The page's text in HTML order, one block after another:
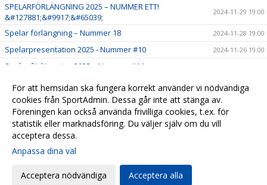
SPELARFÖRLÄNGNING 2025 – NUMMER ETT!
&#127881;&#9917;&#65039;
2024-11-29 19:00
Spelar förlängning – Nummer 18 2024-11-28 19:00
Spelarpresentation 2025 - Nummer #10 2024-11-26 19:00
Spelar förlängning 2025 – Nummer #14
Spelar förlängning 2025 - #7 2024-11-23 16:00
Spelar förlängning 2025 2024-11-22 19:00
Ny huvudtränare 2024-11-15 10:01
inställningar
Webbversion
För att hemsidan ska fungera korrekt använder vi nödvändiga
cookies från SportAdmin. Dessa går inte att stänga av.
Föreningen kan också använda frivilliga cookies, t.ex. för
statistik eller marknadsföring. Du väljer själv om du vill
acceptera dessa.
Anpassa dina val
Acceptera nödvändiga Acceptera alla